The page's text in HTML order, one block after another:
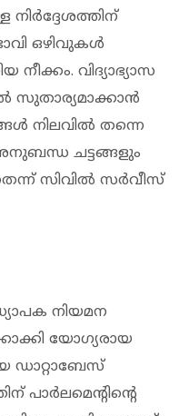
ഒഴിവുകൾ
വിദ്യാഭ്യാസ
സുതാര്യമാക്കാൻ
നിലവിൽ തന്നെ
ചട്ടങ്ങളും
സിവിൽ സർവീസ്
നിയമന
യോഗ്യരായ
ഡാറ്റാബേസ്
പാർലമെന്റിന്റെ